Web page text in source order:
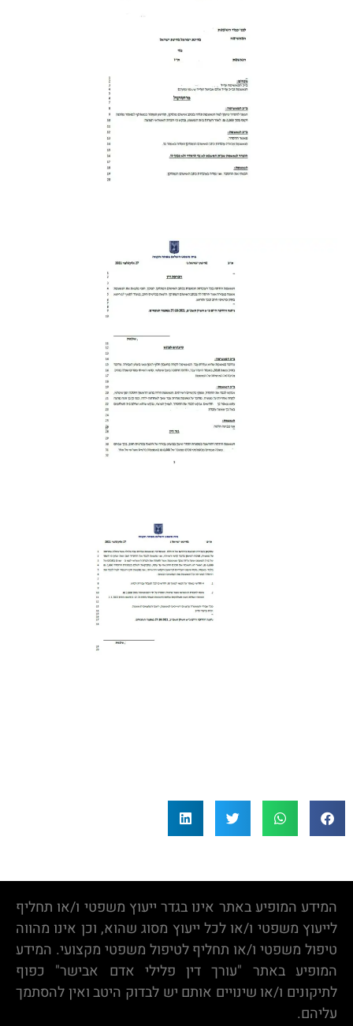
המידע המופיע באתר אינו בגדר ייעוץ משפטי ו/או תחליף
לייעוץ משפטי ו/או לכל ייעוץ מסוג שהוא, וכן אינו מהווה
טיפול משפטי ו/או תחליף לטיפול משפטי מקצועי. המידע
המופיע באתר "עורך דין פלילי אדם אבישר" כפוף
לתיקונים ו/או שינויים אותם יש לבדוק היטב ואין להסתמך
עליהם.